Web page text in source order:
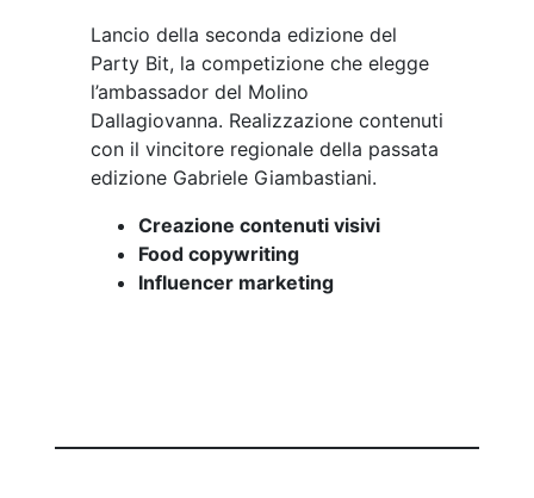
Lancio della seconda edizione del
Party Bit, la competizione che elegge
l’ambassador del Molino
Dallagiovanna. Realizzazione contenuti
con il vincitore regionale della passata
edizione Gabriele Giambastiani.
Creazione contenuti visivi
Food copywriting
Influencer marketing